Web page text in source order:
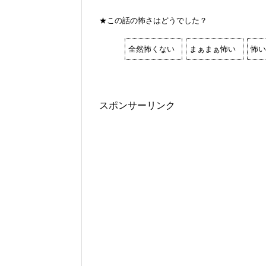
★この話の怖さはどうでした？
全然怖くない まぁまぁ怖い 怖い
スポンサーリンク